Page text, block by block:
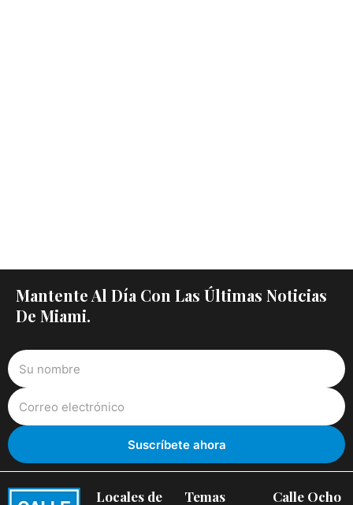
Mantente Al Día Con Las Últimas Noticias
De Miami.
Locales de Temas Calle Ocho